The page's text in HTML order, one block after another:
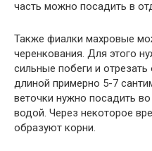
часть можно посадить в
Также фиалки махровые
черенкования. Для этого
сильные побеги и
длиной примерно 5-7
веточки нужно посадить
водой. Через некоторое
образуют корни.